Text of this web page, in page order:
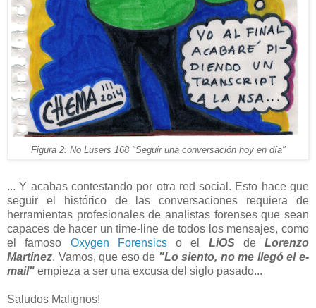
Figura 2: No Lusers 168 "Seguir una conversación hoy en día"
... Y acabas contestando por otra red social. Esto hace que
seguir el histórico de las conversaciones requiera de
herramientas profesionales de analistas forenses que sean
capaces de hacer un time-line de todos los mensajes, como
el famoso Oxygen Forensicso el LiOSde Lorenzo
Martínez. Vamos, que eso de "Lo siento, no me llegó el e-
mail" empieza a ser una excusa del siglo pasado...
Saludos Malignos!